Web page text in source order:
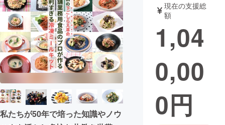
テクノロジー・ガジェット
映像・映画 書籍・雑誌
ビジネス・起業 チャレンジ
まちづくり・地域活性化
私たちが50年で培った知識やノウ
現在の支援総
額
1,04
0,00
0円